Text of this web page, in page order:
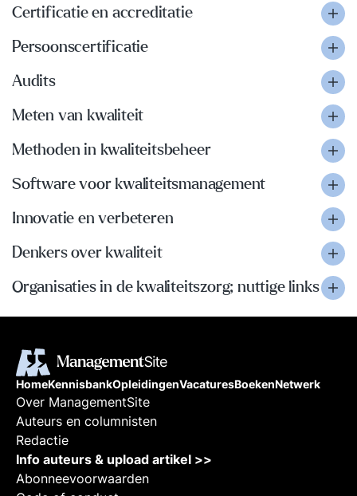
Certificatie en accreditatie
Persoonscertificatie
Audits
Meten van kwaliteit
Methoden in kwaliteitsbeheer
Software voor kwaliteitsmanagement
Innovatie en verbeteren
Denkers over kwaliteit
Organisaties in de kwaliteitszorg; nuttige links
HomeKennisbankOpleidingenVacaturesBoekenNetwerk
Over ManagementSite
Auteurs en columnisten
Redactie
Info auteurs & upload artikel >>
Abonneevoorwaarden